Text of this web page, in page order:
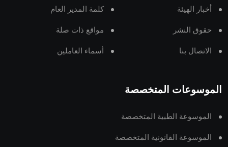
أخبار الهيئة كلمة المدير العام
حقوق النشر مواقع ذات صلة
الاتصال بنا أسماء العاملين
الموسوعات المتخصصة
الموسوعة الطبية المتخصصة
الموسوعة القانونية المتخصصة